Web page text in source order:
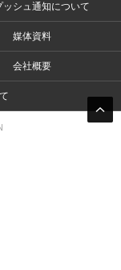
ッシュ通知について
媒体資料
会社概要